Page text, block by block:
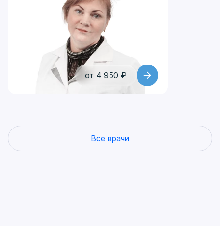
основании этих данных специалист может
назначить дополнительное обследование или
начать своевременное лечение.
от 4 950 ₽
Все врачи